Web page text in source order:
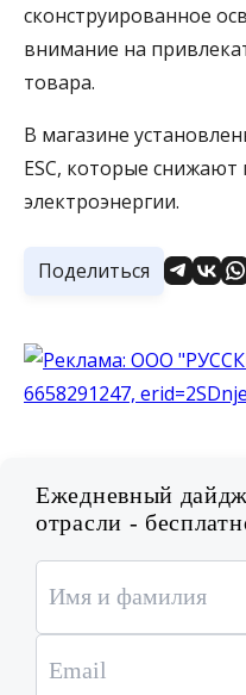
сконструированное
внимание на
товара.
В магазине
ESC, которые снижают
электроэнергии.
Поделиться
Ежедневный
отрасли -